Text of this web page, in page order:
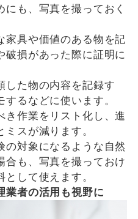
も、写真を撮っておく
家具や価値のある物を記
破損があった際に証明に
した物の内容を記録す
るなどに使います。
き作業をリスト化し、進
スが減ります。
の対象になるような自然
合も、写真を撮っておけ
して使えます。
業者の活用も視野に